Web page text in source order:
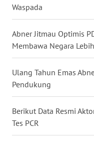
Waspada
Abner Jitmau Optimis
Membawa Negara
Ulang Tahun Emas
Pendukung
Berikut Data Resmi
Tes PCR
WN
UTARA